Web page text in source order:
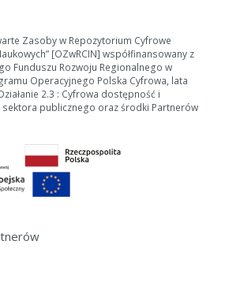
Zasoby w Repozytorium Cyfrowe
[OZwRCIN] współfinansowany z
Funduszu Rozwoju Regionalnego w
Operacyjnego Polska Cyfrowa, lata
2.3 : Cyfrowa dostępność i
sektora publicznego oraz środki Partnerów